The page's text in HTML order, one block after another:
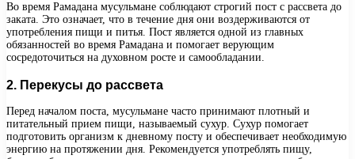
Во время Рамадана мусульмане соблюдают строгий пост с рассвета до
заката. Это означает, что в течение дня они воздерживаются от
употребления пищи и питья. Пост является одной из главных
обязанностей во время Рамадана и помогает верующим
сосредоточиться на духовном росте и самообладании.
2. Перекусы до рассвета
Перед началом поста, мусульмане часто принимают плотный и
питательный прием пищи, называемый сухур. Сухур помогает
подготовить организм к дневному посту и обеспечивает необходимую
энергию на протяжении дня. Рекомендуется употреблять пищу,